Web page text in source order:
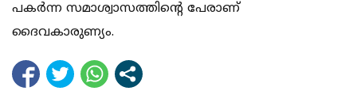
പകര്‍ന്ന സമാശ്വാസത്തിന്റെ പേരാണ്
ദൈവകാരുണ്യം.